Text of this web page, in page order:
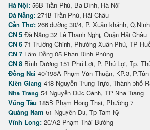
Hà Nội: 56B Trần Phú, Ba Đình, Hà Nội
Đà Nẵng: 271B Trần Phú, Hải Châu
Cần Thơ: 266 đường 30/4, P. Xuân khánh,
CN 5 Đà Nẵng 32 Lê Thanh Nghị, Quận Hải Châu
CN 6 71 Trường Chinh, Phường Xuân Phú, TP
CN 7 Lâm Đồng 05 Phan Đình Phùng
CN 8 Bình Dương 151 Phú Lợi, P. Phú Lợi, Tp.
Đồng Nai 40/198A Phạm Văn Thuận, KP.3,
Kiên Giang 418 Nguyễn Trung Trực, Thành phố
Nha Trang 54 Nguyễn Đức Cảnh, TP Nha Trang
Vũng Tàu 185B Phạm Hồng Thái, Phường 7
Quảng Nam 61 Nguyễn Du, Tp Tam Kỳ
Vĩnh Long: 20/A2 Phạm Thái Bường